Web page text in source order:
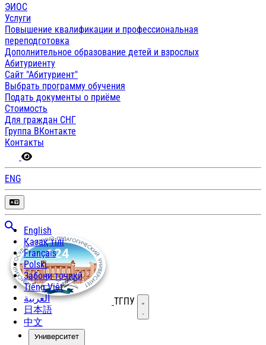
ЭИОС
Услуги
Повышение квалификации и профессиональная
переподготовка
Дополнительное образование детей и взрослых
Абитуриенту
Сайт "Абитуриент"
Выбрать программу обучения
Подать документы о приёме
Стоимость
Для граждан СНГ
Группа ВКонтакте
Контакты
ENG
English
Қазақ тілі
Français
Polski
Забони тоҷикӣ
Tiếng Việt
العربية
日本語
中文
ТГПУ Открыть меню
Университет